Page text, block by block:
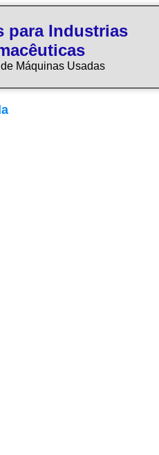
para Industrias
Máquinas Usadas